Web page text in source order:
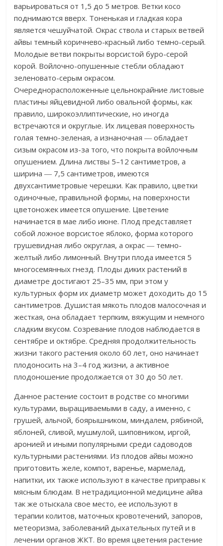
варьироваться от 1,5 до 5 метров. Ветки косо
поднимаются вверх. Тоненькая и гладкая кора
является чешуйчатой. Окрас ствола и старых ветвей
айвы темный коричнево-красный либо темно-серый.
Молодые ветви покрыты ворсистой буро-серой
корой. Войлочно-опушенные стебли обладают
зеленовато-серым окрасом.
Очереднорасположенные цельнокрайние листовые
пластины яйцевидной либо овальной формы, как
правило, широкоэллиптические, но иногда
встречаются и округлые. Их лицевая поверхность
голая темно-зеленая, а изнаночная ― обладает
сизым окрасом из-за того, что покрыта войлочным
опушением. Длина листвы 5–12 сантиметров, а
ширина ― 7,5 сантиметров, имеются
двухсантиметровые черешки. Как правило, цветки
одиночные, правильной формы, на поверхности
цветоножек имеется опушение. Цветение
начинается в мае либо июне. Плод представляет
собой ложное ворсистое яблоко, форма которого
грушевидная либо округлая, а окрас ― темно-
желтый либо лимонный. Внутри плода имеется 5
многосемянных гнезд. Плоды диких растений в
диаметре достигают 25–35 мм, при этом у
культурных форм их диаметр может доходить до 15
сантиметров. Душистая мякоть плодов малосочная и
жесткая, она обладает терпким, вяжущим и немного
сладким вкусом. Созревание плодов наблюдается в
сентябре и октябре. Средняя продолжительность
жизни такого растения около 60 лет, оно начинает
плодоносить на 3–4 год жизни, а активное
плодоношение продолжается от 30 до 50 лет.
Данное растение состоит в родстве со многими
культурами, выращиваемыми в саду, а именно, с
грушей, алычой, боярышником, миндалем, рябиной,
яблоней, сливой, мушмулой, шиповником, иргой,
аронией и иными популярными среди садоводов
культурными растениями. Из плодов айвы можно
приготовить желе, компот, варенье, мармелад,
напитки, их также используют в качестве приправы к
мясным блюдам. В нетрадиционной медицине айва
так же отыскала свое место, ее используют в
терапии колитов, маточных кровотечений, запоров,
метеоризма, заболеваний дыхательных путей и в
лечении органов ЖКТ. Во время цветения растение